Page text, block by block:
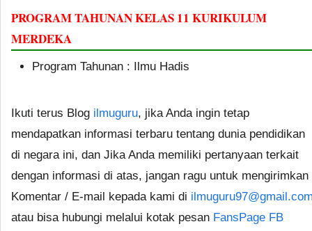
PROGRAM TAHUNAN KELAS 11 KURIKULUM
MERDEKA
Program Tahunan : Ilmu Hadis
Ikuti terus Blog ilmuguru, jika Anda ingin tetap
mendapatkan informasi terbaru tentang dunia pendidikan
di negara ini, dan Jika Anda memiliki pertanyaan terkait
dengan informasi di atas, jangan ragu untuk mengirimkan
Komentar / E-mail kepada kami di
atau bisa hubungi melalui kotak pesan FansPage FB